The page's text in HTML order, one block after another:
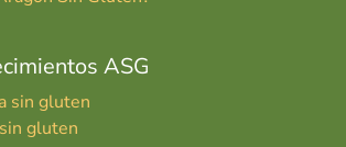
ASG
sin gluten
gluten